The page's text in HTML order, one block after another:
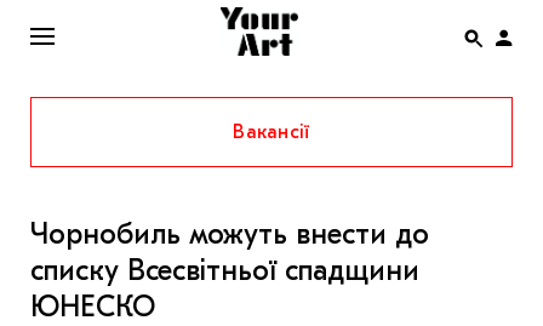
ENG
НОВИНИ
АФІША
ІНТЕРВ’Ю
Вакансії
Чорнобиль можуть внести до
списку Всесвітньої спадщини
ЮНЕСКО